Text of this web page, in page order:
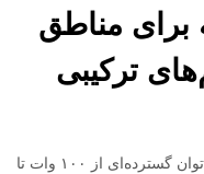
برای مناطق
ترکیبی
ما توربین‌های بادی قابل اعتمادی با محدوده توان گسترده‌ای از ۱۰۰ وات تا